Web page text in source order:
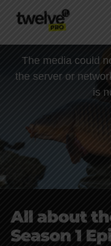
modal
The media could
the server or
is
All about
Season 1